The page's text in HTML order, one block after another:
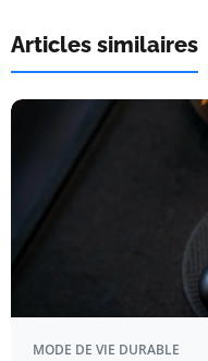
Articles similaires
MODE DE VIE DURABLE